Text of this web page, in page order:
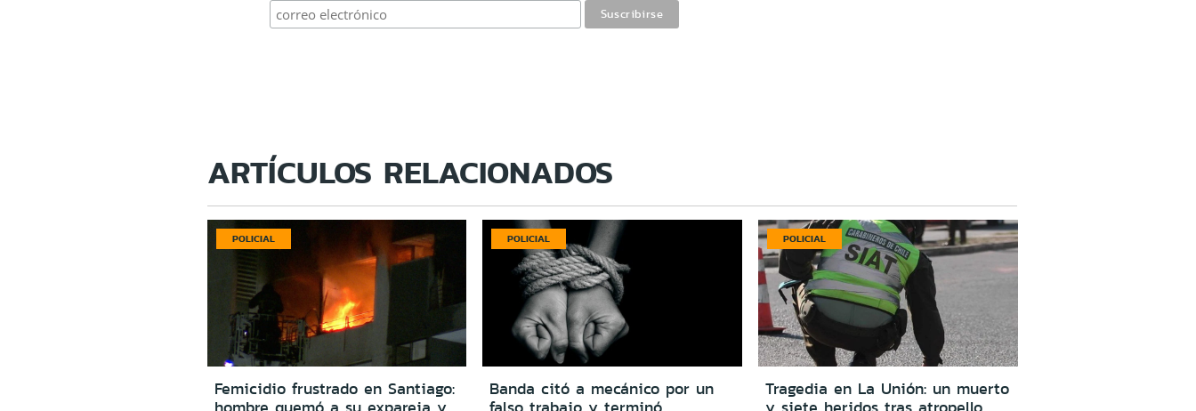
ARTÍCULOS RELACIONADOS
POLICIAL
Femicidio frustrado en Santiago:
POLICIAL
Banda citó a mecánico por un
POLICIAL
Tragedia en La Unión: un muerto